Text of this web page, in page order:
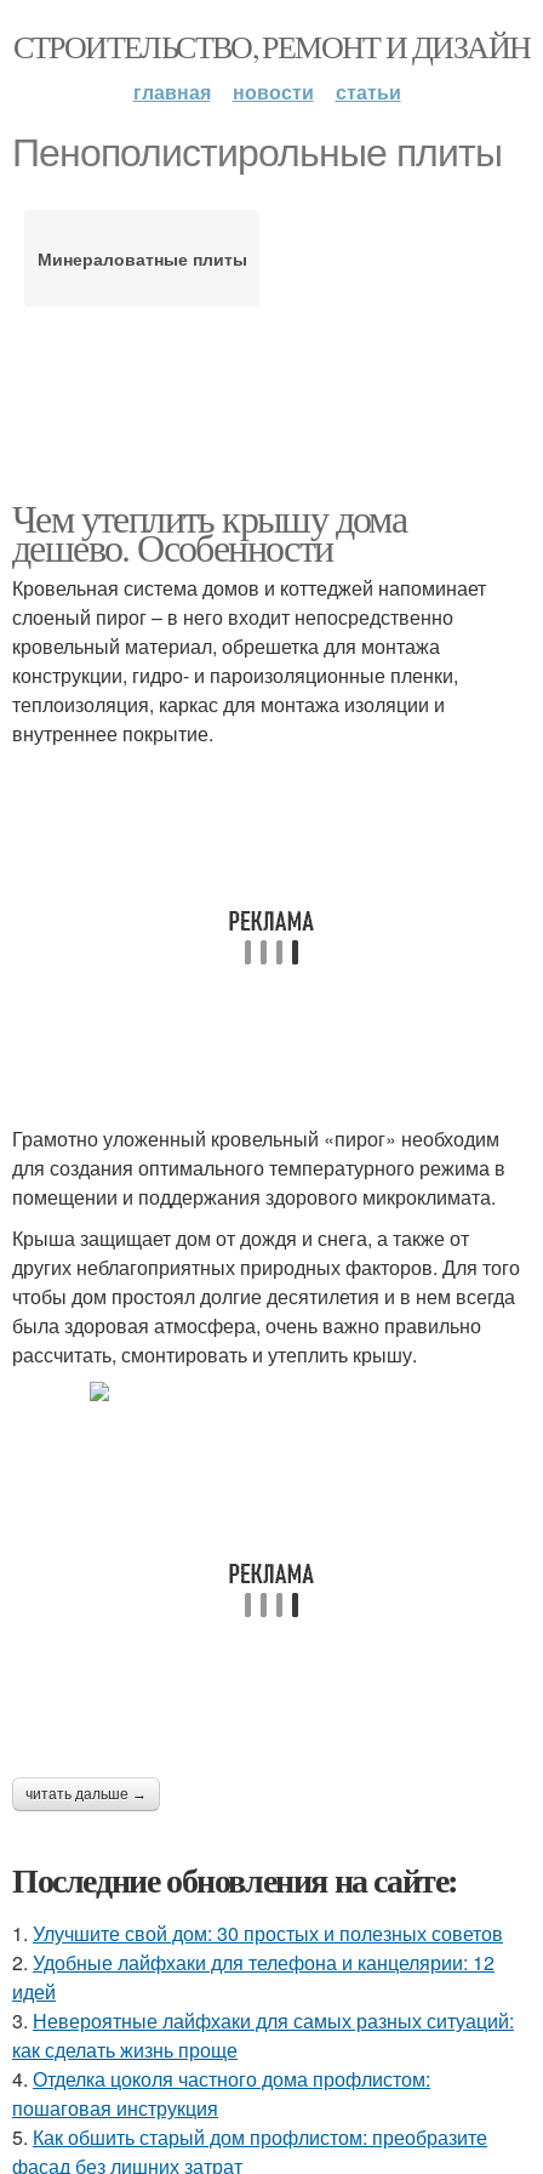
СТРОИТЕЛЬСТВО, РЕМОНТ И ДИЗАЙН
главная новости статьи
Пенополистирольные плиты
Минераловатные плиты
Чем утеплить крышу дома
дешево. Особенности
Кровельная система домов и коттеджей напоминает
слоеный пирог – в него входит непосредственно
кровельный материал, обрешетка для монтажа
конструкции, гидро- и пароизоляционные пленки,
теплоизоляция, каркас для монтажа изоляции и
внутреннее покрытие.
Грамотно уложенный кровельный «пирог» необходим
для создания оптимального температурного режима в
помещении и поддержания здорового микроклимата.
Крыша защищает дом от дождя и снега, а также от
других неблагоприятных природных факторов. Для того
чтобы дом простоял долгие десятилетия и в нем всегда
была здоровая атмосфера, очень важно правильно
рассчитать, смонтировать и утеплить крышу.
читать дальше →
Последние обновления на сайте:
1. Улучшите свой дом: 30 простых и полезных советов
2. Удобные лайфхаки для телефона и канцелярии: 12
идей
3. Невероятные лайфхаки для самых разных ситуаций:
как сделать жизнь проще
4. Отделка цоколя частного дома профлистом:
пошаговая инструкция
5. Как обшить старый дом профлистом: преобразите
фасад без лишних затрат